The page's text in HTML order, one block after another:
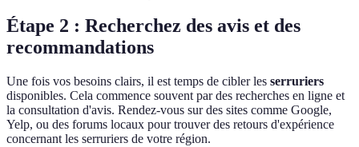
Étape 2 : Recherchez des avis et des
recommandations
Une fois vos besoins clairs, il est temps de cibler les serruriers
disponibles. Cela commence souvent par des recherches en ligne et
la consultation d'avis. Rendez-vous sur des sites comme Google,
Yelp, ou des forums locaux pour trouver des retours d'expérience
concernant les serruriers de votre région.